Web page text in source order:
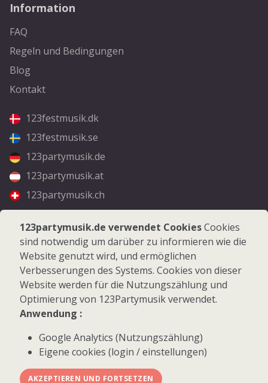
Information
FAQ
Regeln und Bedingungen
Blog
Kontakt
123festmusik.dk
123festmusik.se
123partymusik.de
123partymusik.at
123partymusik.ch
Folgen Sie uns
Facebook
Instagram
© 2026 123Partymusik.de - Alle Rechte vorbehalten
123partymusik.de verwendet CookiesCookies
sind notwendig um darüber zu informieren wie die
Website genutzt wird, und ermöglichen
Verbesserungen des Systems. Cookies von dieser
Website werden für die Nutzungszählung und
Optimierung von 123Partymusik verwendet.
Anwendung :
Google Analytics (Nutzungszählung)
Eigene cookies (login / einstellungen)
AKZEPTIEREN UND FORTSETZEN